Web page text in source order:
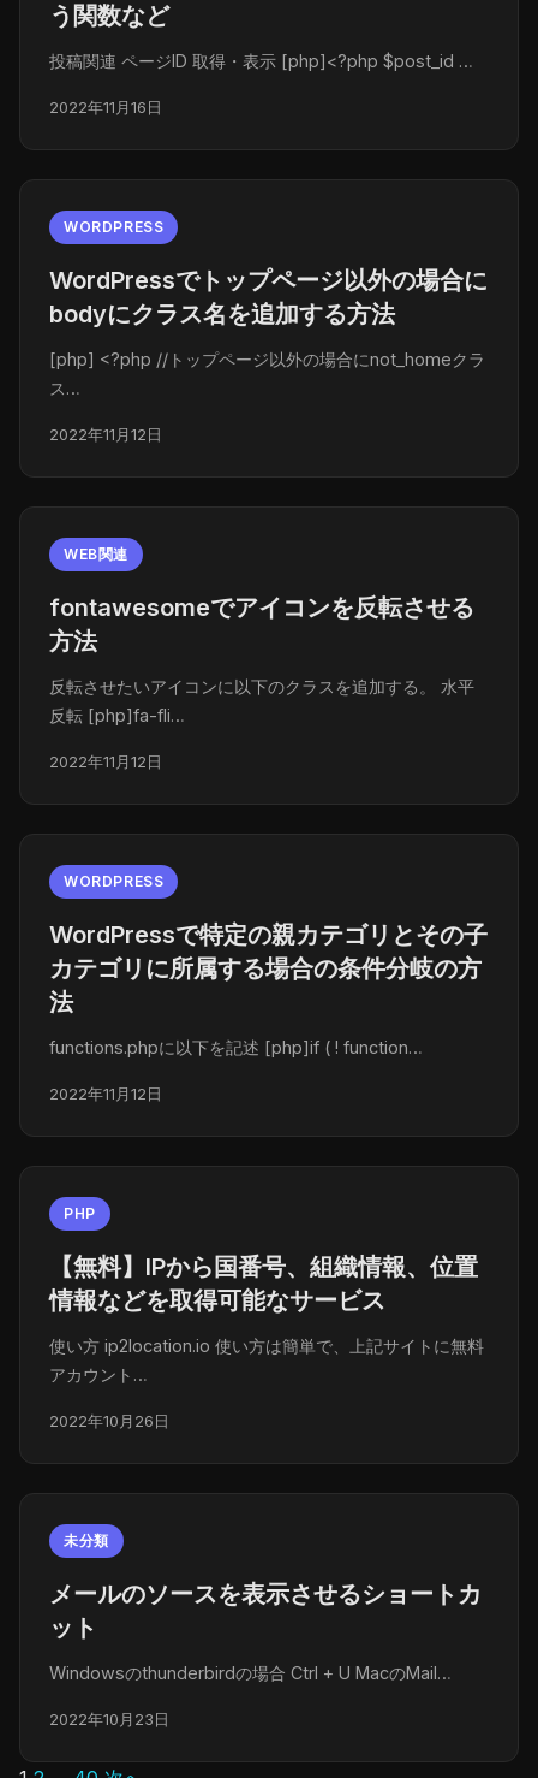
う関数など
投稿関連 ページID 取得・表示 [php]<?php $post_id …
2022年11月16日
WORDPRESS
WordPressでトップページ以外の場合に
bodyにクラス名を追加する方法
[php] <?php //トップページ以外の場合にnot_homeクラ
ス…
2022年11月12日
WEB関連
fontawesomeでアイコンを反転させる
方法
反転させたいアイコンに以下のクラスを追加する。 水平
反転 [php]fa-fli…
2022年11月12日
WORDPRESS
WordPressで特定の親カテゴリとその子
カテゴリに所属する場合の条件分岐の方
法
functions.phpに以下を記述 [php]if ( ! function…
2022年11月12日
PHP
【無料】IPから国番号、組織情報、位置
情報などを取得可能なサービス
使い方 ip2location.io 使い方は簡単で、上記サイトに無料
アカウント…
2022年10月26日
未分類
メールのソースを表示させるショートカ
ット
Windowsのthunderbirdの場合 Ctrl + U MacのMail…
2022年10月23日